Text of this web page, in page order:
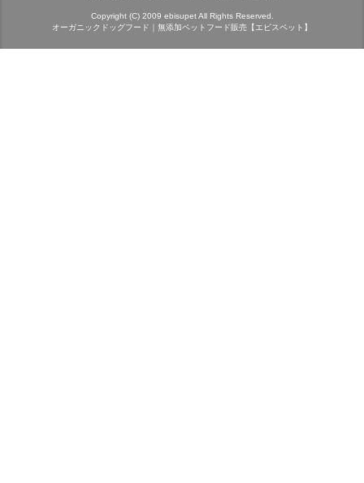
Copyright (C) 2009 ebisupet All Rights Reserved.
オーガニックドッグフード｜無添加ペットフード販売【エビスペット】